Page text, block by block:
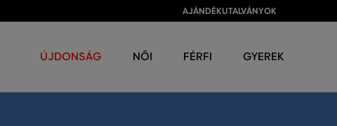
AJÁNDÉKUTALVÁNYOK
ÚJDONSÁG NŐI FÉRFI GYEREK